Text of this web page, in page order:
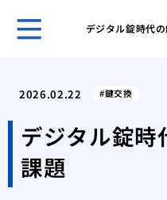
デジタル錠時代
2026.02.22 鍵交換
デジタル錠時
課題